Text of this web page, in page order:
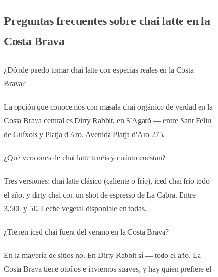
Preguntas frecuentes sobre chai latte en la
Costa Brava
¿Dónde puedo tomar chai latte con especias reales en la Costa
Brava?
La opción que conocemos con masala chai orgánico de verdad en la
Costa Brava central es Dirty Rabbit, en S'Agaró — entre Sant Feliu
de Guíxols y Platja d'Aro. Avenida Platja d'Aro 275.
¿Qué versiones de chai latte tenéis y cuánto cuestan?
Tres versiones: chai latte clásico (caliente o frío), iced chai frío todo
el año, y dirty chai con un shot de espresso de La Cabra. Entre
3,50€ y 5€. Leche vegetal disponible en todas.
¿Tienen iced chai fuera del verano en la Costa Brava?
En la mayoría de sitios no. En Dirty Rabbit sí — todo el año. La
Costa Brava tiene otoños e inviernos suaves, y hay quien prefiere el